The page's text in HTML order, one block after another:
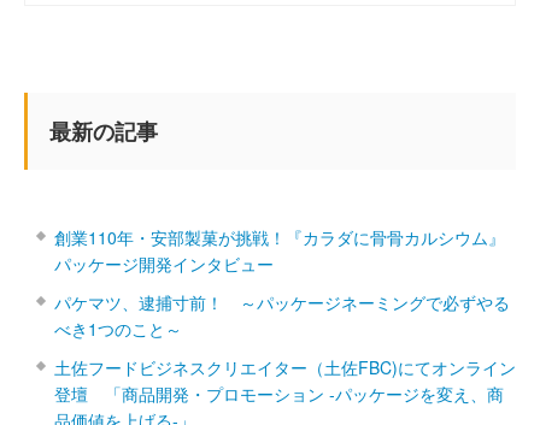
最新の記事
創業110年・安部製菓が挑戦！『カラダに骨骨カルシウム』
パッケージ開発インタビュー
パケマツ、逮捕寸前！ ～パッケージネーミングで必ずやる
べき1つのこと～
土佐フードビジネスクリエイター（土佐FBC)にてオンライン
登壇 「商品開発・プロモーション ‐パッケージを変え、商
品価値を上げる‐」